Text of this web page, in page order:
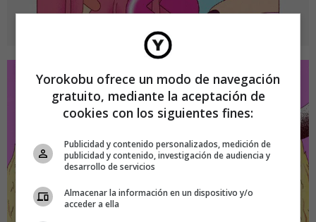
Yorokobu ofrece un modo de navegación
gratuito, mediante la aceptación de
cookies con los siguientes fines:
Publicidad y contenido personalizados, medición de
publicidad y contenido, investigación de audiencia y
desarrollo de servicios
Almacenar la información en un dispositivo y/o
acceder a ella